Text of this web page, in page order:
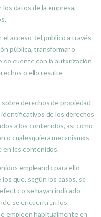
datos de la empresa,
acceso del público a través
pública, transformar o
se cuente con la autorización
o ello resulte
derechos de propiedad
de los derechos
a los contenidos, así como
o cualesquiera mecanismos
en los contenidos.
empleando para ello
que, según los casos, se
o se hayan indicado
se encuentren los
empleen habitualmente en